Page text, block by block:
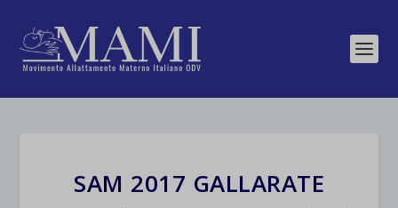
SAM 2017 GALLARATE